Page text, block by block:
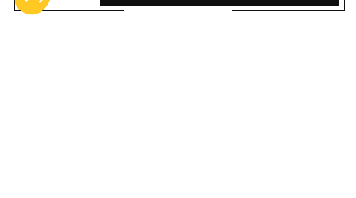
durablement avec style dans votre environnement